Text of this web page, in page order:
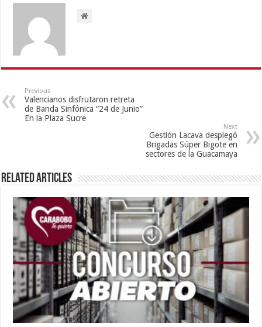
Previous
Valencianos disfrutaron retreta
de Banda Sinfónica “24 de Junio”
En la Plaza Sucre
Next
Gestión Lacava desplegó
Brigadas Súper Bigote en
sectores de la Guacamaya
Related Articles